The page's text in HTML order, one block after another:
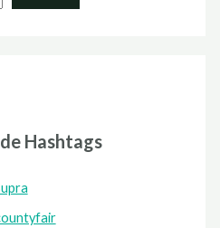
Hashtags